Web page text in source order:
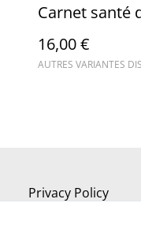
Carnet santé
16,00 €
AUTRES VARIANTES
Privacy Policy